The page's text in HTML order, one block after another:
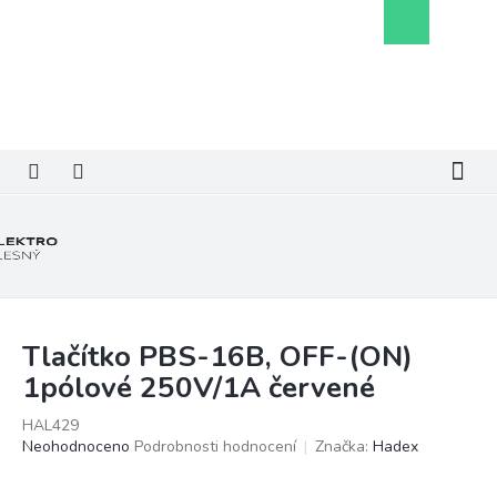
košík
Tlačítko PBS-16B, OFF-(ON)
1pólové 250V/1A červené
HAL429
Průměrné
Neohodnoceno Podrobnosti hodnocení Značka: Hadex